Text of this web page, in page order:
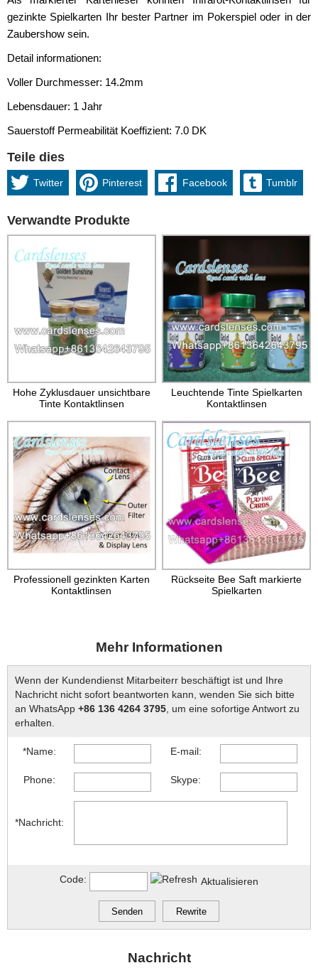
gezinkte Spielkarten Ihr bester Partner im Pokerspiel oder in der
Zaubershow sein.
Detail informationen:
Voller Durchmesser: 14.2mm
Lebensdauer: 1 Jahr
Sauerstoff Permeabilität Koeffizient: 7.0 DK
Teile dies
Twitter Pinterest Facebook Tumblr
Verwandte Produkte
Hohe Zyklusdauer unsichtbare
Tinte Kontaktlinsen
Leuchtende Tinte Spielkarten
Kontaktlinsen
Professionell gezinkten Karten
Kontaktlinsen
Rückseite Bee Saft markierte
Spielkarten
Mehr Informationen
Wenn der Kundendienst Mitarbeiterr beschäftigt ist und Ihre
Nachricht nicht sofort beantworten kann, wenden Sie sich bitte
an WhatsApp +86 136 4264 3795, um eine sofortige Antwort zu
erhalten.
*Name: E-mail:
Phone: Skype:
*Nachricht:
Code: Aktualisieren
Nachricht